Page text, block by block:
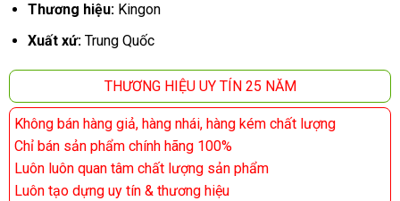
Thương hiệu:Kingon
Xuất xứ: Trung Quốc
THƯƠNG HIỆU UY TÍN 25 NĂM
Không bán hàng giả, hàng nhái, hàng kém chất lượng
Chỉ bán sản phẩm chính hãng 100%
Luôn luôn quan tâm chất lượng sản phẩm
Luôn tạo dựng uy tín & thương hiệu